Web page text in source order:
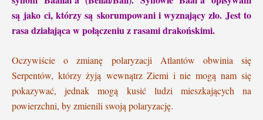
są jako ci, którzy są skorumpowani i wyznający zło. Jest to
rasa działająca w połączeniu z rasami drakońskimi.
Oczywiście o zmianę polaryzacji Atlantów obwinia się
Serpentów, którzy żyją wewnątrz Ziemi i nie mogą nam się
pokazywać, jednak mogą kusić ludzi mieszkających na
powierzchni, by zmienili swoją polaryzację.